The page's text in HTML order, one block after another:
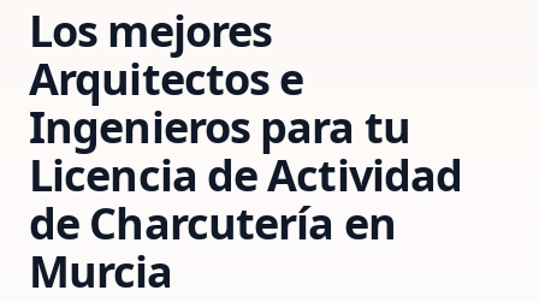
Los mejores
Arquitectos e
Ingenieros para tu
Licencia de Actividad
de Charcutería en
Murcia